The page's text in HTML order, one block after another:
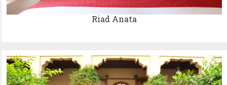
Riad Anata